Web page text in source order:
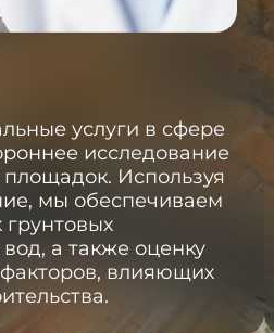
услуги в сфере
исследование
площадок. Используя
мы обеспечиваем
грунтовых
а также оценку
факторов, влияющих